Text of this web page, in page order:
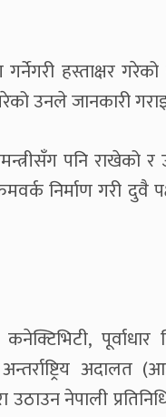
हस्ताक्षर गरेको
उनले जानकारी
पनि राखेको र
निर्माण गरी दुवै
पूर्वाधार
नेपाली